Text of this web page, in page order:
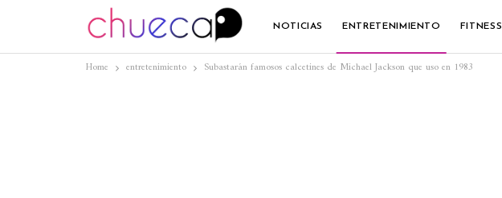
NOTICIAS ENTRETENIMIENTO FITNESS
Home entretenimiento Subastarán famosos calcetines de Michael Jackson que uso en 1983